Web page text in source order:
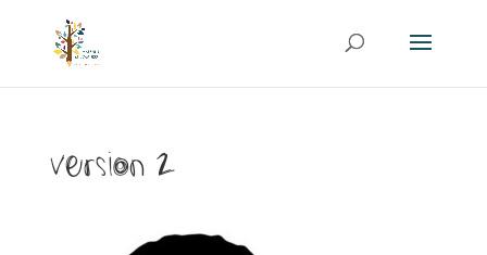
Version 2